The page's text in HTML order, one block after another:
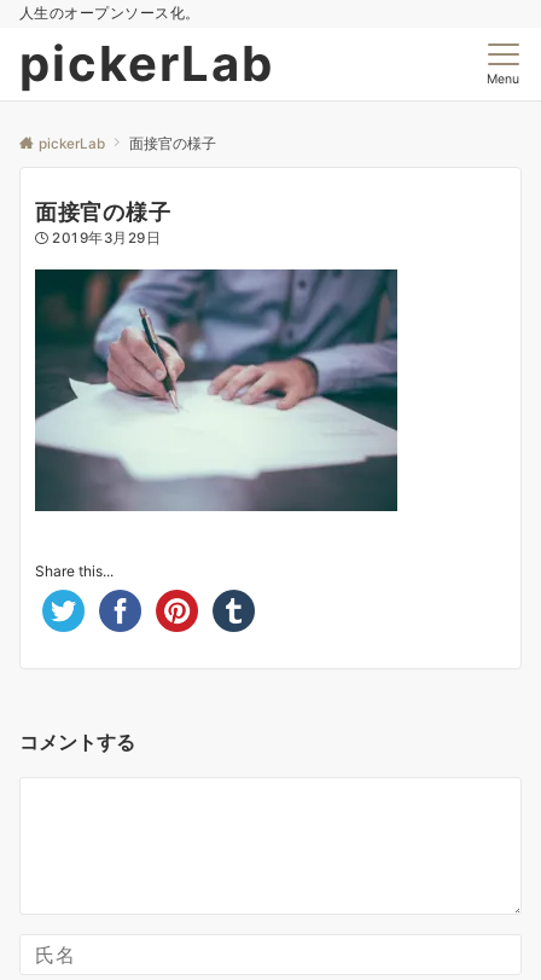
人生のオープンソース化。
pickerLab Menu
pickerLab 面接官の様子
面接官の様子
2019年3月29日
Share this...
コメントする